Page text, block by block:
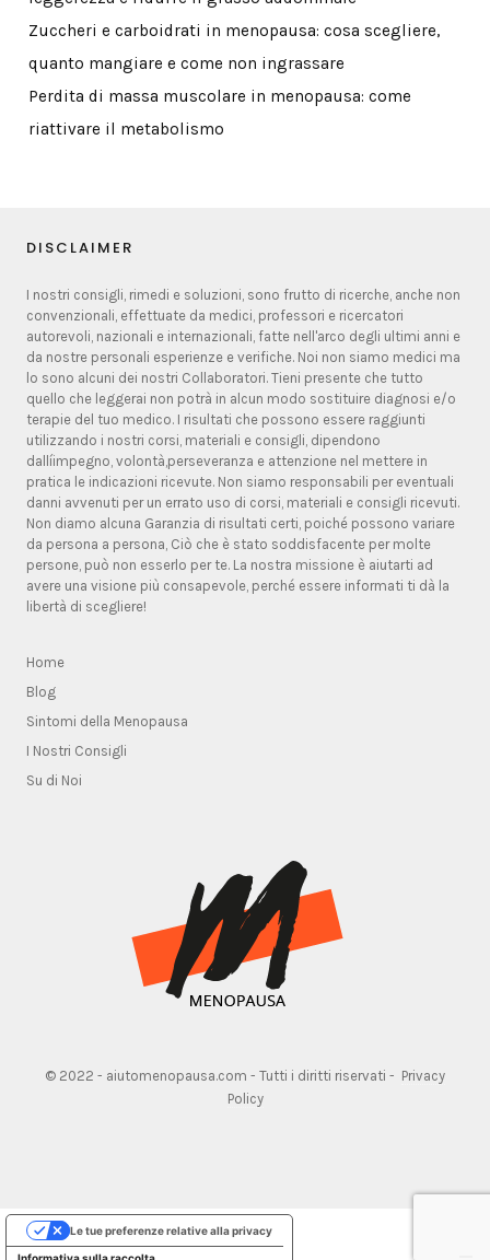
Zuccheri e carboidrati in menopausa: cosa scegliere,
quanto mangiare e come non ingrassare
Perdita di massa muscolare in menopausa: come
riattivare il metabolismo
DISCLAIMER
I nostri consigli, rimedi e soluzioni, sono frutto di ricerche, anche non
convenzionali, effettuate da medici, professori e ricercatori
autorevoli, nazionali e internazionali, fatte nell'arco degli ultimi anni e
da nostre personali esperienze e verifiche. Noi non siamo medici ma
lo sono alcuni dei nostri Collaboratori. Tieni presente che tutto
quello che leggerai non potrà in alcun modo sostituire diagnosi e/o
terapie del tuo medico. I risultati che possono essere raggiunti
utilizzando i nostri corsi, materiali e consigli, dipendono
dallíimpegno, volontà,perseveranza e attenzione nel mettere in
pratica le indicazioni ricevute. Non siamo responsabili per eventuali
danni avvenuti per un errato uso di corsi, materiali e consigli ricevuti.
Non diamo alcuna Garanzia di risultati certi, poiché possono variare
da persona a persona, Ciò che è stato soddisfacente per molte
persone, può non esserlo per te. La nostra missione è aiutarti ad
avere una visione più consapevole, perché essere informati ti dà la
libertà di scegliere!
Home
Blog
Sintomi della Menopausa
I Nostri Consigli
Su di Noi
© 2022 - aiutomenopausa.com - Tutti i diritti riservati - Privacy
Policy
Le tue preferenze relative alla privacy